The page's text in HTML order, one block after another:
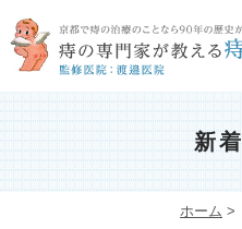
新
ホーム >